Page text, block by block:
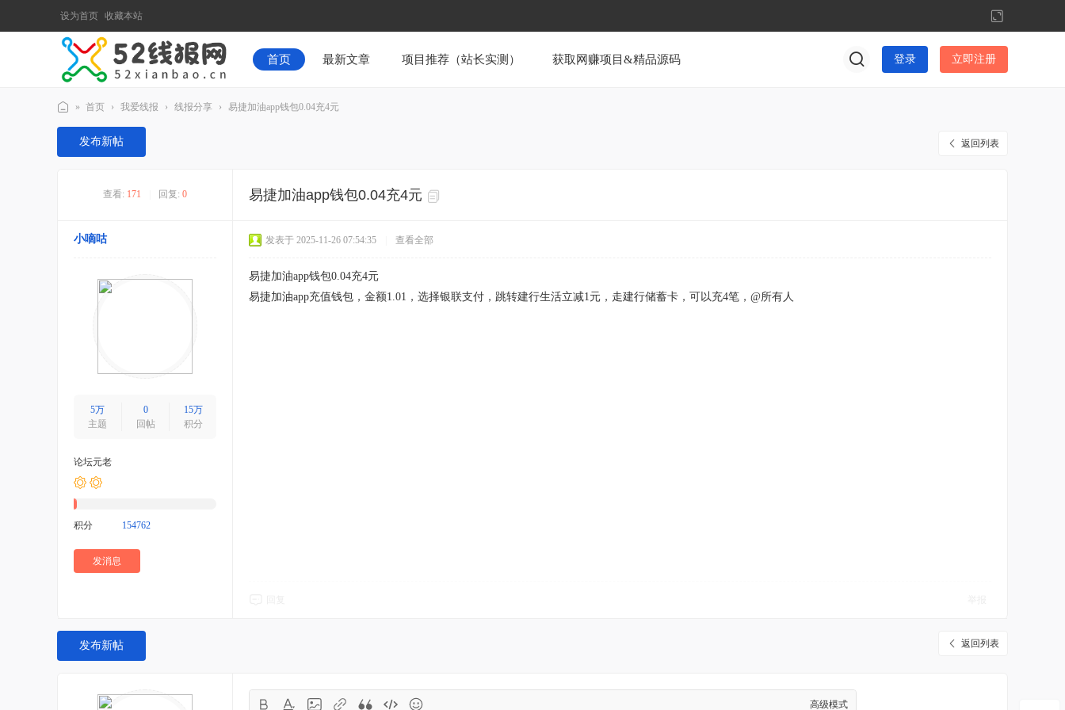
设为首页 收藏本站
切
换
到
宽
首页 最新文章 项目推荐（站长实测） 获取网赚项目&精品源码 登录 立即注册
52
线
» 首页 › 我爱线报 › 线报分享 › 易捷加油app钱包0.04充4元
返回列表
发布新帖
查看: 171 回复: 0 易捷加油app钱包0.04充4元
小嘀咕
5万
主题
0
回帖
15万
积分
论坛元老
积分 154762
发消息
发表于 2025-11-26 07:54:35 查看全部
易捷加油app钱包0.04充4元
易捷加油app充值钱包，金额1.01，选择银联支付，跳转建行生活立减1元，走建行储蓄卡，可以充4笔，@所有人
返回列表
发布新帖
高级模式